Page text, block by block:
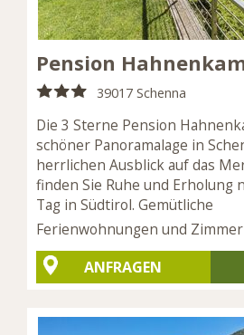
Pension
39017 Schenna
Die 3 Sterne Pension
schöner Panoramalage in
herrlichen Ausblick auf das
finden Sie Ruhe und Erholung
Tag in Südtirol. Gemütliche
Ferienwohnungen und
ANFRAGEN